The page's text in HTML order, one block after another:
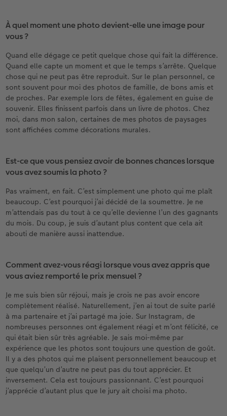
À quel moment une photo devient-elle une image pour
vous ?
Quand elle dégage ce petit quelque chose qui fait la différence.
Quand elle capte un moment et que le temps s’arrête. Quelque
chose qui ne peut pas être reproduit. Sur le plan personnel, ce
sont souvent pour moi des photos de famille, de bons amis et
de proches. Par exemple lors de fêtes, également en guise de
souvenir. Elles finissent parfois dans un livre de photos. Chez
moi, dans mon salon, certaines de mes photos de paysages
sont affichées comme décorations murales.
Est-ce que vous pensiez avoir de bonnes chances lorsque
vous avez soumis la photo ?
Pas vraiment, en fait. C’est simplement une photo qui me plaît
beaucoup. C’est pourquoi j’ai décidé de la soumettre. Je ne
m’attendais pas du tout à ce qu’elle devienne l’un des gagnants
du mois. Du coup, je suis d’autant plus content que cela ait
abouti de manière aussi inattendue.
Comment avez-vous réagi lorsque vous avez appris que
vous aviez remporté le prix mensuel ?
Je me suis bien sûr réjoui, mais je crois ne pas avoir encore
complètement réalisé. Naturellement, j’en ai tout de suite parlé
à ma partenaire et j’ai partagé ma joie. Sur Instagram, de
nombreuses personnes ont également réagi et m’ont félicité, ce
qui était bien sûr très agréable. Je sais moi-même par
expérience que les photos sont toujours une question de goût.
Il y a des photos qui me plaisent personnellement beaucoup et
que quelqu’un d’autre ne peut pas du tout apprécier. Et
inversement. Cela est toujours passionnant. C’est pourquoi
j’apprécie d’autant plus que le jury ait choisi ma photo.